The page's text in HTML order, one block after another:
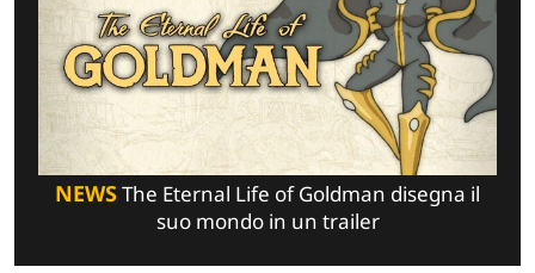
NEWSThe Eternal Life of Goldman disegna il
suo mondo in un trailer